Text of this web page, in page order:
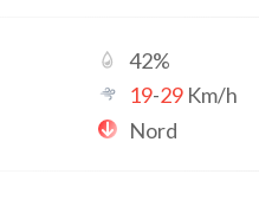
42%
19-29 Km/h
Nord